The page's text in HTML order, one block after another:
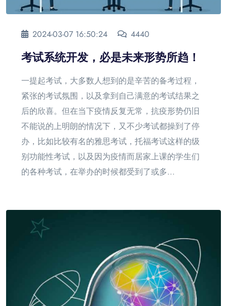
2024-03-07 16:50:24 4440
考试系统开发，必是未来形势所趋！
一提起考试，大多数人想到的是辛苦的备考过程，
紧张的考试氛围，以及拿到自己满意的考试结果之
后的欣喜。但在当下疫情反复无常，抗疫形势仍旧
不能说的上明朗的情况下，又不少考试都操到了停
办，比如比较有名的雅思考试，托福考试这样的级
别功能性考试，以及因为疫情而居家上课的学生们
的各种考试，在举办的时候都受到了或多...